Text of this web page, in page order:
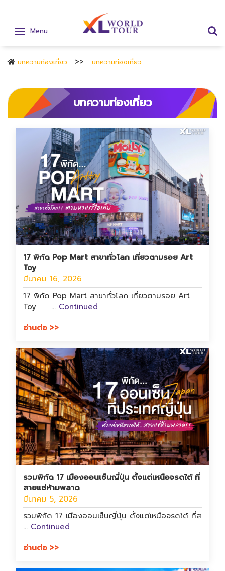
Menu
บทความท่องเที่ยว บทความท่องเที่ยว
บทความท่องเที่ยว
17 พิกัด Pop Mart สาขาทั่วโลก เที่ยวตามรอย Art
Toy
มีนาคม 16, 2026
17 พิกัด Pop Mart สาขาทั่วโลก เที่ยวตามรอย Art
Toy … Continued
อ่านต่อ >>
รวมพิกัด 17 เมืองออนเซ็นญี่ปุ่น ตั้งแต่เหนือจรดใต้ ที่
สายแช่ห้ามพลาด
มีนาคม 5, 2026
รวมพิกัด 17 เมืองออนเซ็นญี่ปุ่น ตั้งแต่เหนือจรดใต้ ที่ส
… Continued
อ่านต่อ >>